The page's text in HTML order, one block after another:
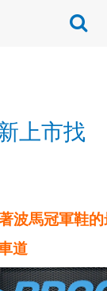
上市找
波馬冠軍鞋
道